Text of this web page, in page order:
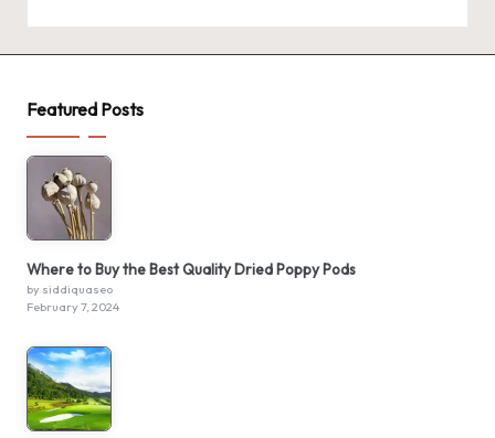
Featured Posts
Where to Buy the Best Quality Dried Poppy Pods
by siddiquaseo
February 7, 2024